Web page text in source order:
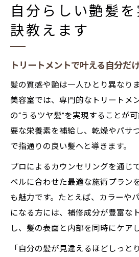
自分らしい艶髪
訣教えます
トリートメントで叶える自分だ
髪の質感や艶は一人ひとり異なり
美容室では、専門的なトリートメ
の“うるツヤ髪”を実現することが
要な栄養素を補給し、乾燥やパサ
で指通りの良い髪へと導きます。
プロによるカウンセリングを通じ
ベルに合わせた最適な施術プラン
も魅力です。たとえば、カラーや
になる方には、補修成分が豊富な
し、髪の表面と内部を同時にケアし
「自分の髪が見違えるほどしっと